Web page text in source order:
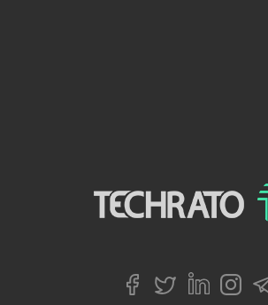
تلگراماینستاگرام
لینکداینتوییترفیسبوک